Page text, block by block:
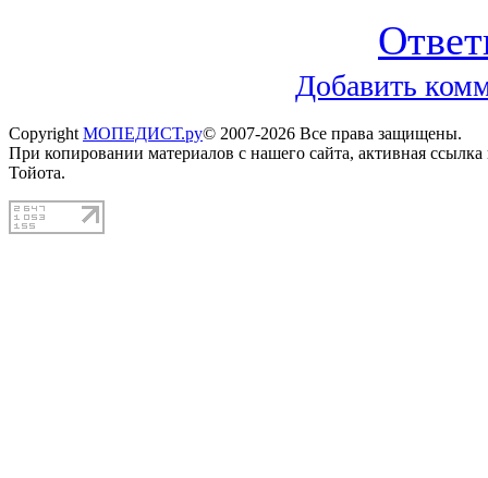
Добавить
Copyright МОПЕДИСТ.ру© 2007-2026 Все права защищены.
При копировании материалов с нашего сайта, активная
Тойота.